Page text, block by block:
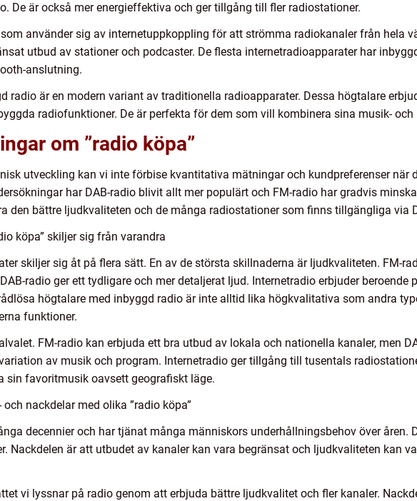
De är också mer energieffektiva och ger tillgång till fler radiostationer.
använder sig av internetuppkoppling för att strömma radiokanaler från hela
utbud av stationer och podcaster. De flesta internetradioapparater har
anslutning.
radio är en modern variant av traditionella radioapparater. Dessa högtalare
radiofunktioner. De är perfekta för dem som vill kombinera sina musik- och
om ”radio köpa”
utveckling kan vi inte förbise kvantitativa mätningar och kundpreferenser när
har DAB-radio blivit allt mer populärt och FM-radio har gradvis
den bättre ljudkvaliteten och de många radiostationer som finns tillgängliga via
köpa” skiljer sig från varandra
skiljer sig åt på flera sätt. En av de största skillnaderna är ljudkvaliteten. FM-
radio ger ett tydligare och mer detaljerat ljud. Internetradio erbjuder beroende
högtalare med inbyggd radio är inte alltid lika högkvalitativa som andra
funktioner.
FM-radio kan erbjuda ett bra utbud av lokala och nationella kanaler, men
av musik och program. Internetradio ger tillgång till tusentals
sin favoritmusik oavsett geografiskt läge.
nackdelar med olika ”radio köpa”
decennier och har tjänat många människors underhållningsbehov över åren.
Nackdelen är att utbudet av kanaler kan vara begränsat och ljudkvaliteten kan
vi lyssnar på radio genom att erbjuda bättre ljudkvalitet och fler kanaler.